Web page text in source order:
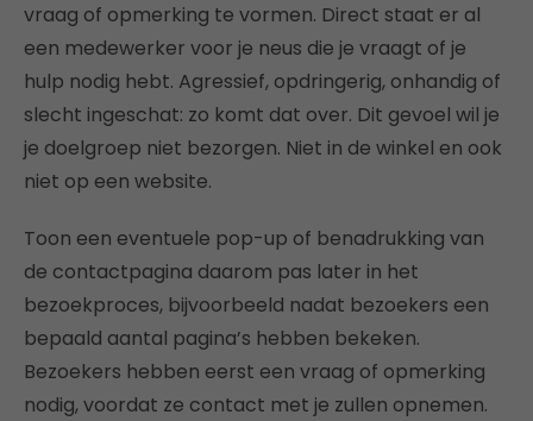
vraag of opmerking te vormen. Direct staat er al
een medewerker voor je neus die je vraagt of je
hulp nodig hebt. Agressief, opdringerig, onhandig of
slecht ingeschat: zo komt dat over. Dit gevoel wil je
je doelgroep niet bezorgen. Niet in de winkel en ook
niet op een website.
Toon een eventuele pop-up of benadrukking van
de contactpagina daarom pas later in het
bezoekproces, bijvoorbeeld nadat bezoekers een
bepaald aantal pagina’s hebben bekeken.
Bezoekers hebben eerst een vraag of opmerking
nodig, voordat ze contact met je zullen opnemen.